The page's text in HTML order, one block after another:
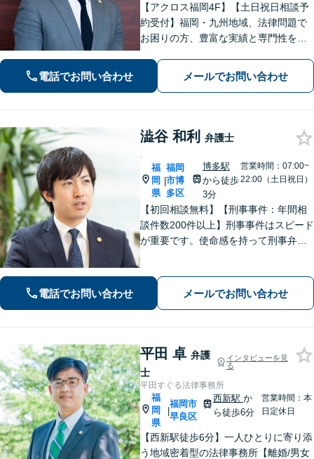
【アクロス福岡4F】【土日祝日相談予
約受付】福岡・九州地域、法律問題で
お困りの方、豊富な実績と専門性を持
す。どうぞお気軽にご相談ください。
電話でお問い合わせ メールでお問い合わせ
澁谷 和利 弁護士
.
福
岡
県
|
福岡
市博
多区
博多駅
から徒歩
3分
営業時間：07:00~
22:00（土日祝日）
【初回相談無料】【刑事事件：年間相
談件数200件以上】刑事事件はスピード
が重要です。使命感を持って刑事弁護
対応可能：通訳を介さず英語で直接サ
ポート】
電話でお問い合わせ メールでお問い合わせ
平田 卓 弁護
士
インタビューを見
る
平田すぐる法律事務所
福
岡
県
|
福岡市
早良区
西新駅 か
ら徒歩6分
営業時間：本
日定休日
【西新駅徒歩6分】一人ひとりに寄り添
う地域密着型の法律事務所【離婚/男女